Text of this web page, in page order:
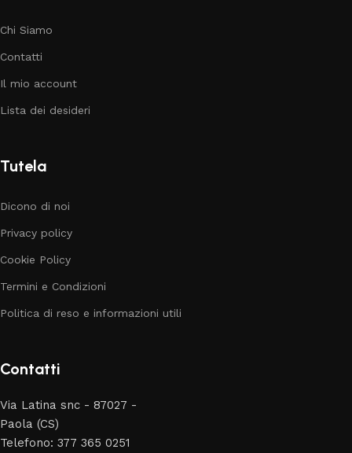
Chi Siamo
Contatti
Il mio account
Lista dei desideri
Tutela
Dicono di noi
Privacy policy
Cookie Policy
Termini e Condizioni
Politica di reso e informazioni utili
Contatti
Via Latina snc - 87027 -
Paola (CS)
Telefono: 377 365 0251